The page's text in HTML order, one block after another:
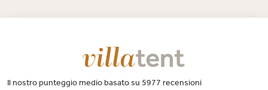
Il nostro punteggio medio basato su 5977 recensioni